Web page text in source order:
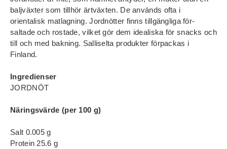
baljväxter som tillhör ärtväxten. De används ofta i
orientalisk matlagning. Jordnötter finns tillgängliga för-
saltade och rostade, vilket gör dem idealiska för snacks och
till och med bakning. Salliselta produkter förpackas i
Finland.
Ingredienser
JORDNÖT
Näringsvärde (per 100 g)
Salt 0.005 g
Protein 25.6 g